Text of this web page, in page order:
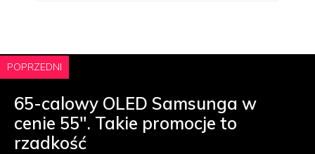
POPRZEDNI
65-calowy OLED Samsunga w
cenie 55″. Takie promocje to
rzadkość